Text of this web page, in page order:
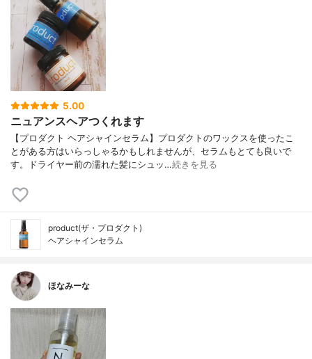
5.00
ニュアンスヘアつくれます
【プロダクト ヘアシャインセラム】プロダクトのワックスを使ったこ
とがある方はいらっしゃるかもしれませんが、セラムもとても良いで
す。ドライヤー前の濡れた髪にシュッ…続きを見る
product(ザ・プロダクト)
ヘアシャインセラム
ほなみーな